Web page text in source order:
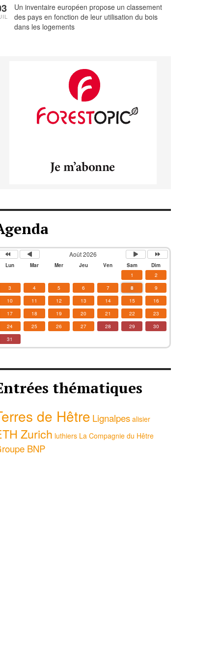
Un inventaire européen propose un classement
des pays en fonction de leur utilisation du bois
dans les logements
Août 2026
Lun Mar Mer Jeu Ven Sam
Dim
1
2
3
4 5 6 7 8
9
10
11 12 13 14 15
16
17
18 19 20 21 22
23
24
25 26 27 28 29
30
31
thématiques
de Hêtre Lignalpes alisier
Zurich luthiers La Compagnie du Hêtre
BNP